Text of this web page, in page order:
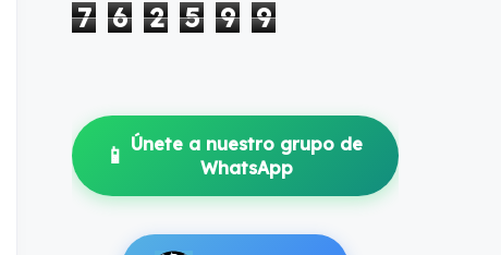
7 6 2 5 9 9
📱 Únete a nuestro grupo de
WhatsApp